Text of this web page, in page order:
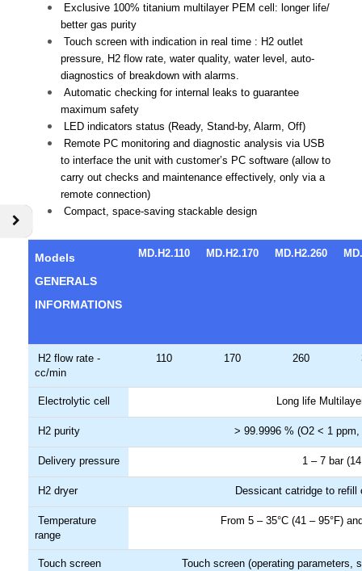
Exclusive 100% titanium multilayer PEM cell: longer life/
better gas purity
Touch screen with indication in real time : H2 outlet
pressure, H2 flow rate, water quality, water level, auto-
diagnostics of breakdown with alarms.
Automatic checking for internal leaks to guarantee
maximum safety
LED indicators status (Ready, Stand-by, Alarm, Off)
Remote PC monitoring and diagnostic analysis via USB
to interface the unit with customer’s PC software (allow to
carry out checks and maintenance effectively, only via a
remote connection)
Compact, space-saving stackable design
Models
GENERALS
INFORMATIONS
MD.H2.110 MD.H2.170 MD.H2.260
H2 flow rate -
cc/min
110 170 260
Electrolytic cell Long life
H2 purity > 99.9996 % (O2 < 1
Delivery pressure 1 – 7 bar
H2 dryer Dessicant catridge to
Temperature
range
From 5 – 35°C (41 – 95°F)
Touch screen
Touch screen (operating parameters,